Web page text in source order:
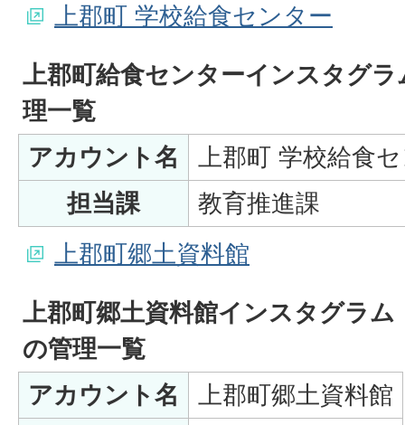
上郡町 学校給食センター
上郡町給食センターインスタグラ
理一覧
アカウント名
上郡町 学校給食
担当課
教育推進課
上郡町郷土資料館
上郡町郷土資料館インスタグラム
の管理一覧
アカウント名
上郡町郷土資料館